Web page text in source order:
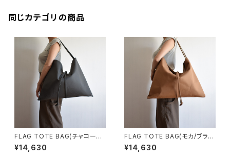
同じカテゴリの商品
FLAG TOTE BAG(チャコール/
グレー)
¥14,630
FLAG TOTE BAG(モカ/ブラウ
ン)
¥14,630